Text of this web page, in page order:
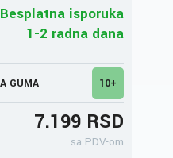
Besplatna isporuka
1-2 radna dana
GUMA 10+
7.199 RSD
sa PDV-om